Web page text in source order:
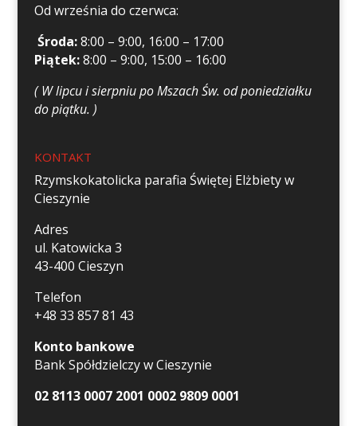
Od września do czerwca:
Środa:8:00 – 9:00, 16:00 – 17:00
Piątek:8:00 – 9:00, 15:00 – 16:00
( W lipcu i sierpniu po Mszach Św. od poniedziałku
do piątku. )
KONTAKT
Rzymskokatolicka parafia Świętej Elżbiety w
Cieszynie
Adres
ul. Katowicka 3
43-400 Cieszyn
Telefon
+48 33 857 81 43
Konto bankowe
Bank Spółdzielczy w Cieszynie
02 8113 0007 2001 0002 9809 0001